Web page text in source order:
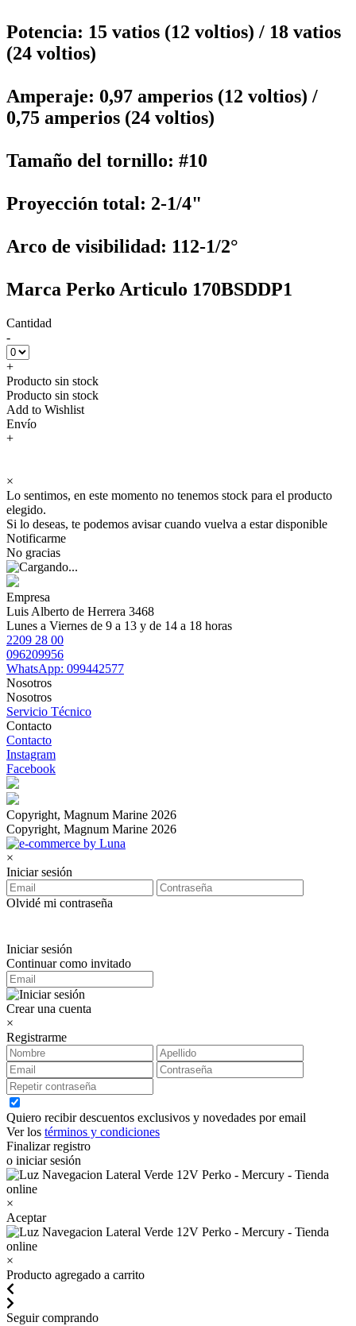
Potencia: 15 vatios (12 voltios) / 18 vatios
(24 voltios)
Amperaje: 0,97 amperios (12 voltios) /
0,75 amperios (24 voltios)
Tamaño del tornillo: #10
Proyección total: 2-1/4"
Arco de visibilidad: 112-1/2°
Marca Perko Articulo 170BSDDP1
Cantidad
-
+
Producto sin stock
Producto sin stock
Add to Wishlist
Envío
+
×
Lo sentimos, en este momento no tenemos stock para el producto
elegido.
Si lo deseas, te podemos avisar cuando vuelva a estar disponible
Notificarme
No gracias
Empresa
Luis Alberto de Herrera 3468
Lunes a Viernes de 9 a 13 y de 14 a 18 horas
2209 28 00
096209956
WhatsApp: 099442577
Nosotros
Nosotros
Servicio Técnico
Contacto
Contacto
Instagram
Facebook
Copyright, Magnum Marine 2026
Copyright, Magnum Marine 2026
×
Iniciar sesión
Olvidé mi contraseña
Iniciar sesión
Continuar como invitado
Crear una cuenta
×
Registrarme
Quiero recibir descuentos exclusivos y novedades por email
Ver los términos y condiciones
Finalizar registro
o iniciar sesión
×
Aceptar
×
Producto agregado a carrito
Seguir comprando